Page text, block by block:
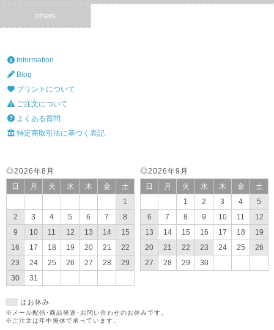
others
Information
Blog
プリントについて
ご注文について
よくある質問
特定商取引法に基づく表記
◎2026年9月
日
月 火 水 木 金
土
1
2 3 4
5
6
7 8 9 10 11
12
13
14 15 16 17 18
19
20
21 22 23 24 25
26
27
28 29 30
◎2026年8月
日
月 火 水 木 金
土
1
2
3 4 5 6 7
8
9
10 11 12 13 14
15
16
17 18 19 20 21
22
23
24 25 26 27 28
29
30
31
はお休み
※メール配信･商品発送･お問い合わせのお休みです。
※ご注文は年中無休で承っています。